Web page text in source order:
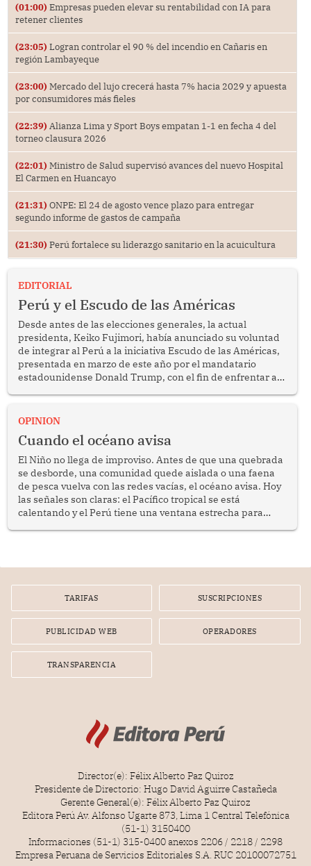
(01:00) Empresas pueden elevar su rentabilidad con IA para
retener clientes
(23:05) Logran controlar el 90 % del incendio en Cañaris en
región Lambayeque
(23:00) Mercado del lujo crecerá hasta 7% hacia 2029 y apuesta
por consumidores más fieles
(22:39) Alianza Lima y Sport Boys empatan 1-1 en fecha 4 del
torneo clausura 2026
(22:01) Ministro de Salud supervisó avances del nuevo Hospital
El Carmen en Huancayo
(21:31) ONPE: El 24 de agosto vence plazo para entregar
segundo informe de gastos de campaña
(21:30) Perú fortalece su liderazgo sanitario en la acuicultura
EDITORIAL
Perú y el Escudo de las Américas
Desde antes de las elecciones generales, la actual
presidenta, Keiko Fujimori, había anunciado su voluntad
de integrar al Perú a la iniciativa Escudo de las Américas,
presentada en marzo de este año por el mandatario
estadounidense Donald Trump, con el fin de enfrentar al
OPINION
Cuando el océano avisa
El Niño no llega de improviso. Antes de que una quebrada
se desborde, una comunidad quede aislada o una faena
de pesca vuelva con las redes vacías, el océano avisa. Hoy
las señales son claras: el Pacífico tropical se está
calentando y el Perú tiene una ventana estrecha para
TARIFAS SUSCRIPCIONES
PUBLICIDAD WEB OPERADORES
TRANSPARENCIA
Director(e): Félix Alberto Paz Quiroz
Presidente de Directorio: Hugo David Aguirre Castañeda
Gerente General(e): Félix Alberto Paz Quiroz
Editora Perú Av. Alfonso Ugarte 873, Lima 1 Central Telefónica
(51-1) 3150400
Informaciones (51-1) 315-0400 anexos 2206 / 2218 / 2298
Empresa Peruana de Servicios Editoriales S.A. RUC 20100072751